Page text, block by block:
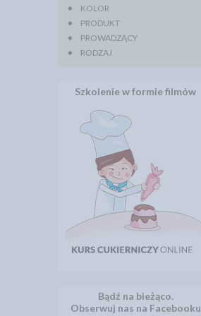
KOLOR
PRODUKT
PROWADZĄCY
RODZAJ
Szkolenie w formie filmów
Bądź na bieżąco.
Obserwuj nas na Facebooku